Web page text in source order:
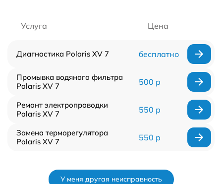
Услуга Цена
Диагностика Polaris XV 7 бесплатно
Промывка водяного фильтра
Polaris XV 7
500 р
Ремонт электропроводки
Polaris XV 7
550 р
Замена терморегулятора
Polaris XV 7
550 р
У меня другая неисправность